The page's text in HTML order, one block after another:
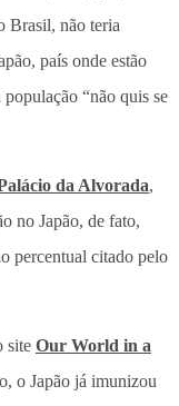
Brasil, não teria
país onde estão
“não quis se
da Alvorada,
no Japão, de fato,
percentual citado pelo
site Our World in a
o Japão já imunizou